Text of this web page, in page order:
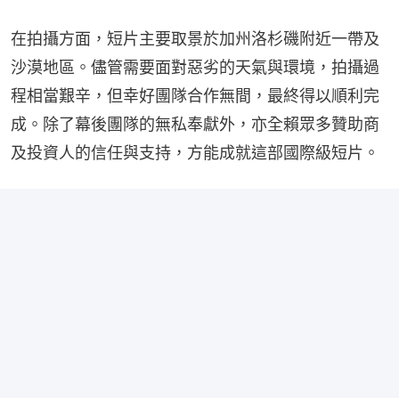
在拍攝方面，短片主要取景於加州洛杉磯附近一帶及
沙漠地區。儘管需要面對惡劣的天氣與環境，拍攝過
程相當艱辛，但幸好團隊合作無間，最終得以順利完
成。除了幕後團隊的無私奉獻外，亦全賴眾多贊助商
及投資人的信任與支持，方能成就這部國際級短片。